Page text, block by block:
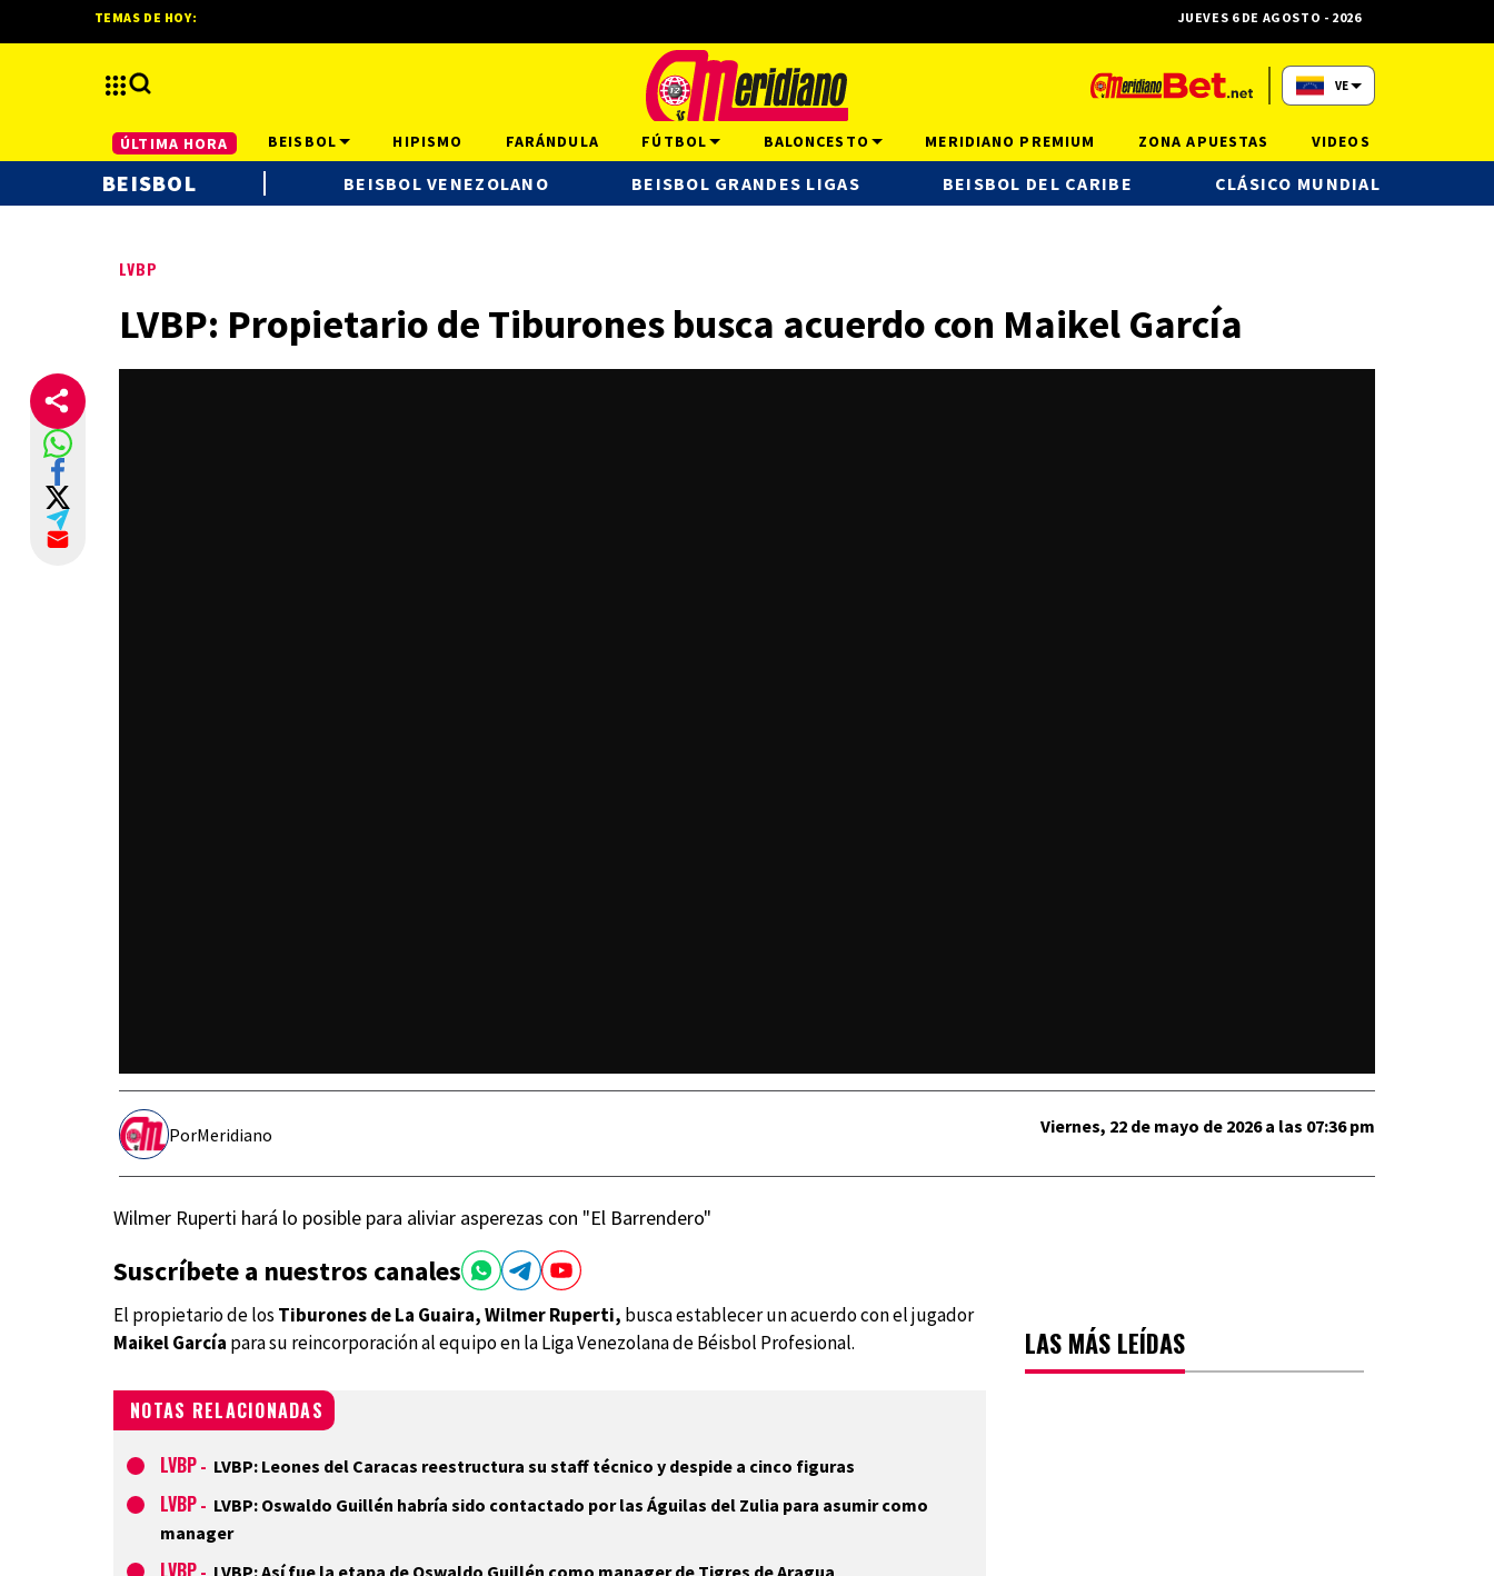
LVBP
LVBP: Propietario de Tiburones busca acuerdo con Maikel García
PorMeridiano Viernes, 22 de mayo de 2026 a las 07:36 pm
Wilmer Ruperti hará lo posible para aliviar asperezas con "El Barrendero"
Suscríbete a nuestros canales
El propietario de los Tiburones de La Guaira, Wilmer Ruperti, busca establecer un acuerdo con el jugador
Maikel García para su reincorporación al equipo en la Liga Venezolana de Béisbol Profesional.
NOTAS RELACIONADAS
LVBP - LVBP: Leones del Caracas reestructura su staff técnico y despide a cinco figuras
LVBP - LVBP: Oswaldo Guillén habría sido contactado por las Águilas del Zulia para asumir como
manager
LAS MÁS LEÍDAS
TEMAS DE HOY: JUEVES 6 DE AGOSTO - 2026
VE
ÚLTIMA HORA BEISBOL
BEISBOL BEISBOL VENEZOLANO BEISBOL GRANDES LIGAS BEISBOL DEL CARIBE CLÁSICO MUNDIAL
HIPISMO FARÁNDULA FÚTBOL BALONCESTO MERIDIANO PREMIUM ZONA APUESTAS VIDEOS